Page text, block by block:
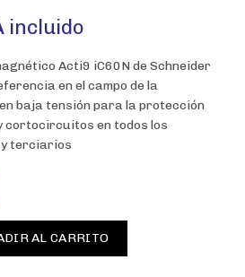
incluido
Acti9 iC60N de Schneider
en el campo de la
baja tensión para la protección
en todos los
terciarios
AUTOMATICO IC60N 1P 40A CURVA C ,
AL CARRITO